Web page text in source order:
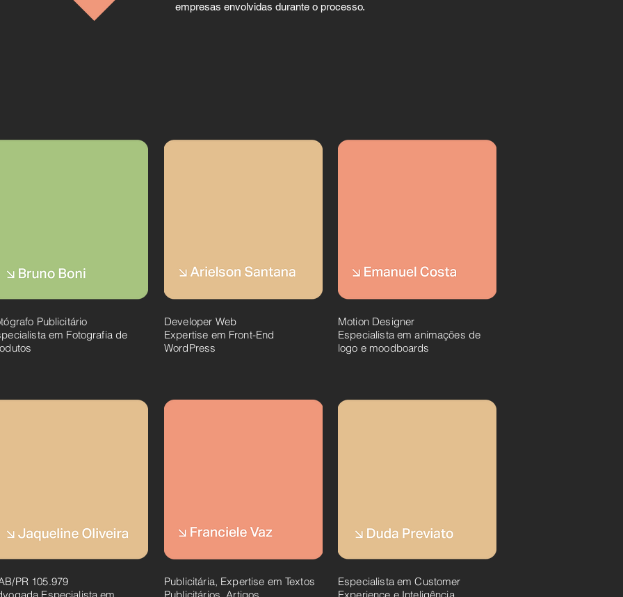
empresas envolvidas durante o processo.
Publicitário
em Fotografia de
Developer Web
Expertise em Front-End
WordPress
Motion Designer
Especialista em animações de
logo e moodboards
PR 105.979
Publicitária, Expertise em Textos
Especialista em Customer